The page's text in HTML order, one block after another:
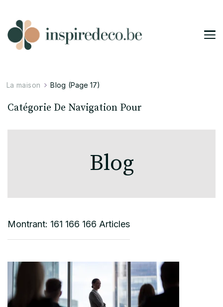
La maison Blog (Page 17)
Catégorie De Navigation Pour
Blog
Montrant: 161 166 166 Articles